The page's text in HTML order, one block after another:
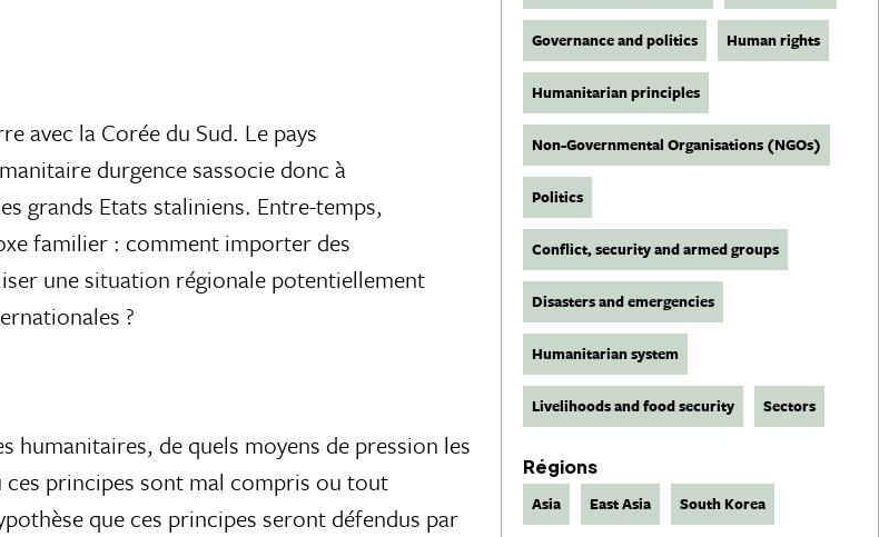
Governance and politics Human rights
Humanitarian principles
Non-Governmental Organisations (NGOs)
Politics
Conflict, security and armed groups
Disasters and emergencies
Humanitarian system
Livelihoods and food security Sectors
Régions
Asia East Asia South Korea
avec la Corée du Sud. Le pays
durgence sassocie donc à
grands Etats staliniens. Entre-temps,
familier : comment importer des
une situation régionale potentiellement
?
humanitaires, de quels moyens de pression les
ces principes sont mal compris ou tout
que ces principes seront défendus par